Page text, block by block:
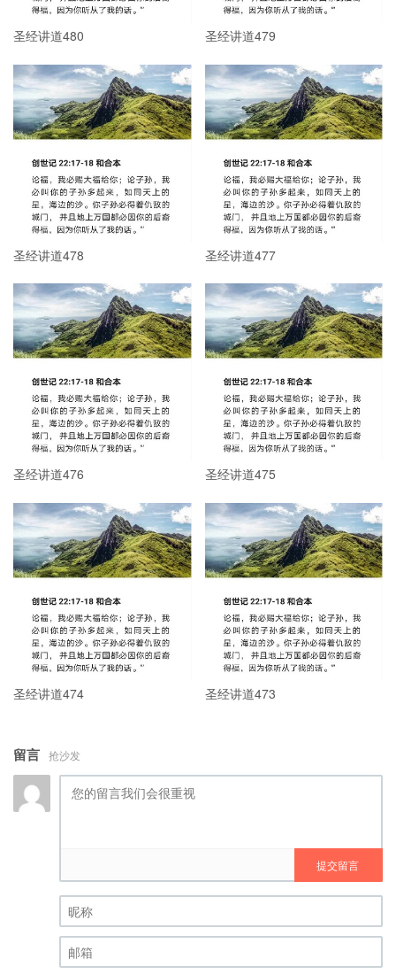
圣经讲道480 圣经讲道479
圣经讲道478 圣经讲道477
圣经讲道476 圣经讲道475
圣经讲道474 圣经讲道473
留言 抢沙发
提交留言
昵称 (必填)